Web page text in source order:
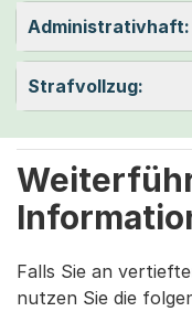
Administrativhaft:
Strafvollzug:
Falls Sie an
nutzen Sie die